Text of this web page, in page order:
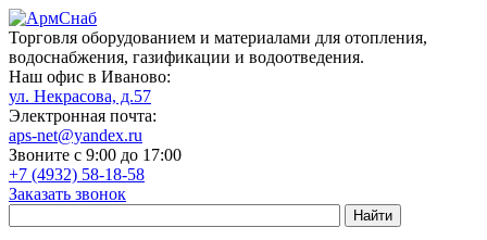
Торговля оборудованием и материалами для отопления,
водоснабжения, газификации и водоотведения.
Наш офис в Иваново:
ул. Некрасова, д.57
Электронная почта:
aps-net@yandex.ru
Звоните с 9:00 до 17:00
+7 (4932) 58-18-58
Заказать звонок